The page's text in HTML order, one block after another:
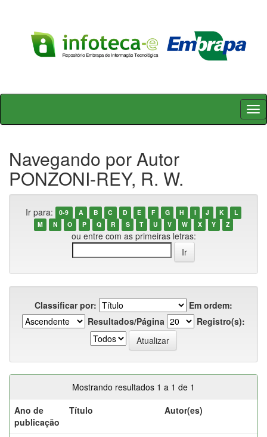
Skip
Navegando por Autor
PONZONI-REY, R. W.
Ir para: 0-9 A B C D E F G H I J K
L
M
N O P Q R S T U V W X Y Z
ou entre com as primeiras letras:
Classificar por:
Em ordem:
Resultados/Página
Registro(s):
Mostrando resultados 1 a 1 de 1
Ano de
publicação
Título Autor(es)